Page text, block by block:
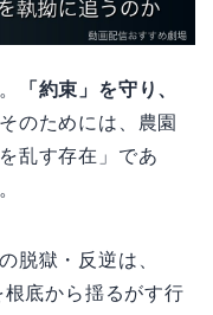
「約束」を守り、
のためには、農園
乱す存在」であ
脱獄・反逆は、
底から揺るがす行